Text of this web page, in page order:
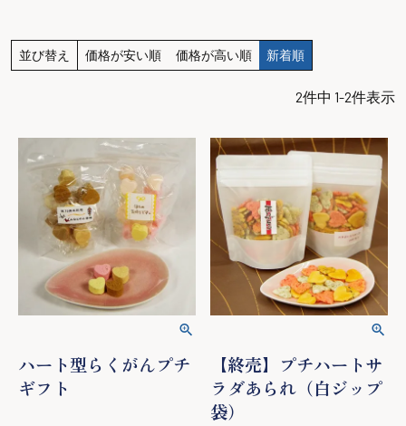
並び替え 価格が安い順 価格が高い順 新着順
2件中 1-2件表示
ハート型らくがんプチ
ギフト
【終売】プチハートサ
ラダあられ（白ジップ
袋）